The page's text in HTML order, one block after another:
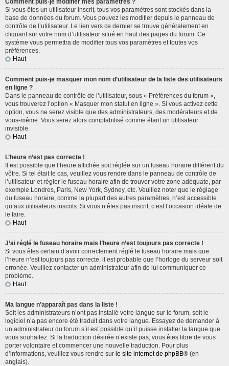
Comment puis-je modifier mes paramètres ?
Si vous êtes un utilisateur inscrit, tous vos paramètres sont stockés dans la
base de données du forum. Vous pouvez les modifier depuis le panneau de
contrôle de l’utilisateur. Le lien vers ce dernier se trouve généralement en
cliquant sur votre nom d’utilisateur situé en haut des pages du forum. Ce
système vous permettra de modifier tous vos paramètres et toutes vos
préférences.
Haut
Comment puis-je masquer mon nom d’utilisateur de la liste des utilisateurs
en ligne ?
Dans le panneau de contrôle de l’utilisateur, sous « Préférences du forum »,
vous trouverez l’option « Masquer mon statut en ligne ». Si vous activez cette
option, vous ne serez visible que des administrateurs, des modérateurs et de
vous-même. Vous serez alors comptabilisé comme étant un utilisateur
invisible.
Haut
L’heure n’est pas correcte !
Il est possible que l’heure affichée soit réglée sur un fuseau horaire différent du
vôtre. Si tel était le cas, veuillez vous rendre dans le panneau de contrôle de
l’utilisateur et régler le fuseau horaire afin de trouver votre zone adéquate, par
exemple Londres, Paris, New York, Sydney, etc. Veuillez noter que le réglage
du fuseau horaire, comme la plupart des autres paramètres, n’est accessible
qu’aux utilisateurs inscrits. Si vous n’êtes pas inscrit, c’est l’occasion idéale de
le faire.
Haut
J’ai réglé le fuseau horaire mais l’heure n’est toujours pas correcte !
Si vous êtes certain d’avoir correctement réglé le fuseau horaire mais que
l’heure n’est toujours pas correcte, il est probable que l’horloge du serveur soit
erronée. Veuillez contacter un administrateur afin de lui communiquer ce
problème.
Haut
Ma langue n’apparaît pas dans la liste !
Soit les administrateurs n’ont pas installé votre langue sur le forum, soit le
logiciel n’a pas encore été traduit dans votre langue. Essayez de demander à
un administrateur du forum s’il est possible qu’il puisse installer la langue que
vous souhaitez. Si la traduction désirée n’existe pas, vous êtes libre de vous
porter volontaire et commencer une nouvelle traduction. Pour plus
d’informations, veuillez vous rendre sur le site internet de phpBB® (en
anglais).